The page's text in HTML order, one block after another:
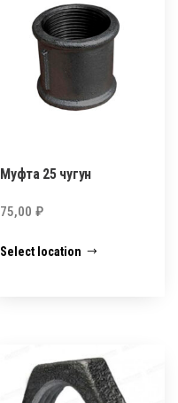
Муфта 25 чугун
75,00₽
Select location